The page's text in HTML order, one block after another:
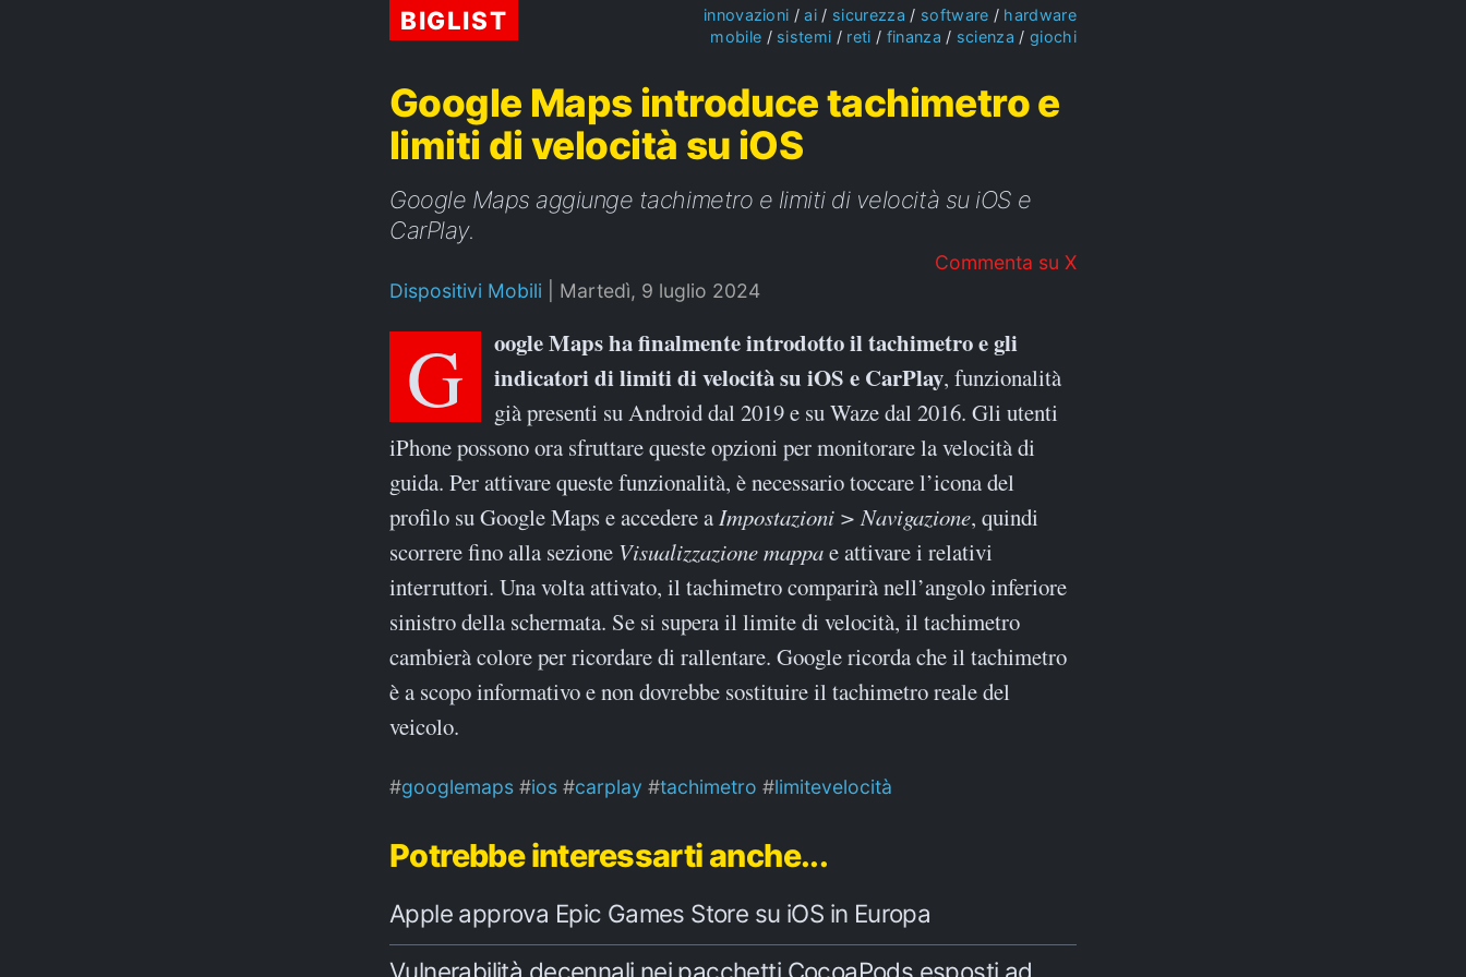
BIGLIST innovazioni ai sicurezza software
hardware
mobile
sistemi reti finanza scienza giochi
Google Maps introduce tachimetro e
limiti di velocità su iOS
Google Maps aggiunge tachimetro e limiti di velocità su iOS e
CarPlay.
Commenta su X
Dispositivi Mobili
Martedì, 9 luglio 2024
Google Maps ha finalmente introdotto il tachimetro e gli indicatori di limiti di velocità su iOS e CarPlay, funzionalità
già presenti su Android dal 2019 e su Waze dal 2016. Gli utenti
iPhone possono ora sfruttare queste opzioni per monitorare la velocità di
guida. Per attivare queste funzionalità, è necessario toccare l’icona del
profilo su Google Maps e accedere aImpostazioni > Navigazione, quindi
scorrere fino alla sezione Visualizzazione mappae attivare i relativi
interruttori. Una volta attivato, il tachimetro comparirà nell’angolo inferiore
sinistro della schermata. Se si supera il limite di velocità, il tachimetro
cambierà colore per ricordare di rallentare. Google ricorda che il tachimetro
è a scopo informativo e non dovrebbe sostituire il tachimetro reale del
veicolo.
googlemaps ios carplay tachimetro limitevelocità
Potrebbe interessarti anche...
Apple approva Epic Games Store su iOS in Europa
Vulnerabilità decennali nei pacchetti CocoaPods esposti ad